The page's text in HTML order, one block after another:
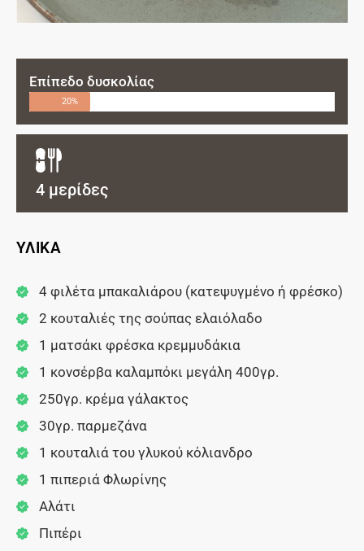
Επίπεδο δυσκολίας
20%
4 μερίδες
ΥΛΙΚΑ
4 φιλέτα μπακαλιάρου (κατεψυγμένο ή φρέσκο)
2 κουταλιές της σούπας ελαιόλαδο
1 ματσάκι φρέσκα κρεμμυδάκια
1 κονσέρβα καλαμπόκι μεγάλη 400γρ.
250γρ. κρέμα γάλακτος
30γρ. παρμεζάνα
1 κουταλιά του γλυκού κόλιανδρο
1 πιπεριά Φλωρίνης
Αλάτι
Πιπέρι